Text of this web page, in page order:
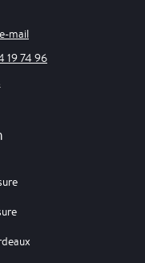
mail
19 74 96